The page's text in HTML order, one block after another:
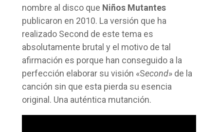
nombre al disco que Niños Mutantes
publicaron en 2010. La versión que ha
realizado Second de este tema es
absolutamente brutal y el motivo de tal
afirmación es porque han conseguido a la
perfección elaborar su visión «Second» de la
canción sin que esta pierda su esencia
original. Una auténtica mutanción.